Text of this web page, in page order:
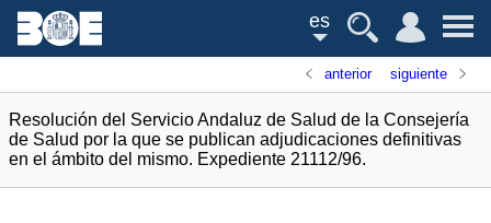
es
anterior siguiente
Resolución del Servicio Andaluz de Salud de la Consejería
de Salud por la que se publican adjudicaciones definitivas
en el ámbito del mismo. Expediente 21112/96.